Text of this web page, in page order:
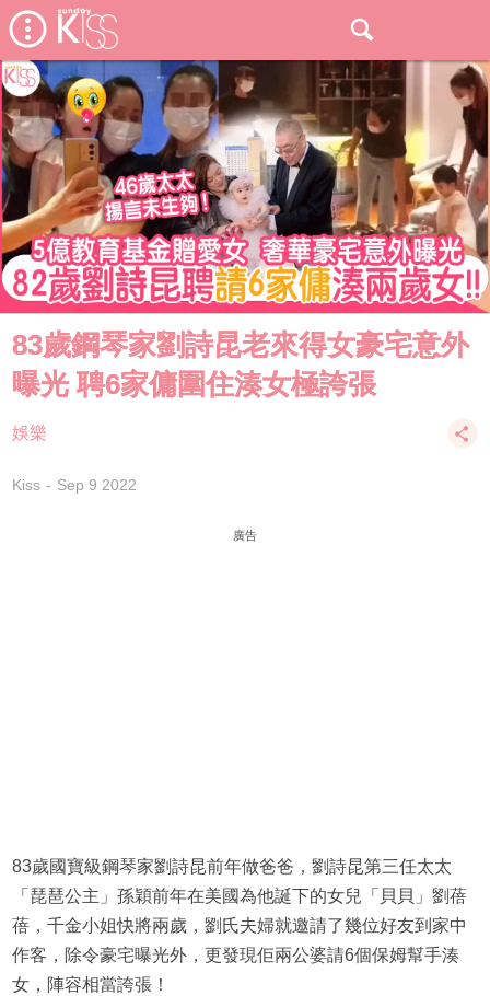
83歲鋼琴家劉詩昆老來得女豪宅意外
曝光 聘6家傭圍住湊女極誇張
娛樂
Kiss Sep 9 2022
廣告
83歲國寶級鋼琴家劉詩昆前年做爸爸，劉詩昆第三任太太
「琵琶公主」孫穎前年在美國為他誕下的女兒「貝貝」劉蓓
蓓，千金小姐快將兩歲，劉氏夫婦就邀請了幾位好友到家中
作客，除令豪宅曝光外，更發現佢兩公婆請6個保姆幫手湊
女，陣容相當誇張！